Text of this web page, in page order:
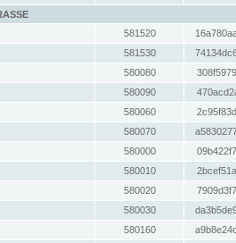
581520
581530
580080
580090
580060
580070
580000
580010
580020
580030
580160